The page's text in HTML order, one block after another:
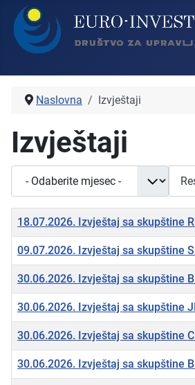
Naslovna Izvještaji
Izvještaji
Naslov
18.07.2026. Izvještaj sa skupštine
09.07.2026. Izvještaj sa skupštine
30.06.2026. Izvještaj sa skupštine
30.06.2026. Izvještaj sa skupštine
30.06.2026. Izvještaj sa skupštine
30.06.2026. Izvještaj sa skupštine